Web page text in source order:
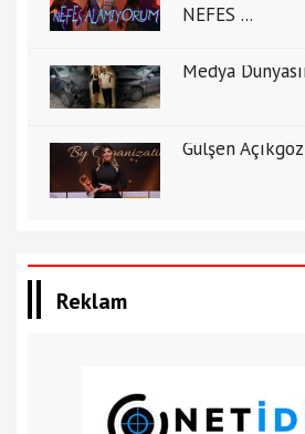
NEFES ...
Medya
Gülşen
Reklam